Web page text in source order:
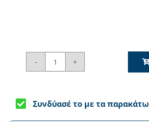
BAXI
Max
Συνδύασέ το με τα παρακάτω